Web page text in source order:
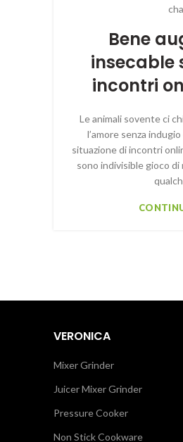
Bene
insecable
incontri
Le animali sovente ci
l’amore senza
situazione di incontri
sono indivisible gioco
VERONICA
Mixer Grinder
Juicer Mixer Grinder
Pressure Cooker
Non Stick Cookware